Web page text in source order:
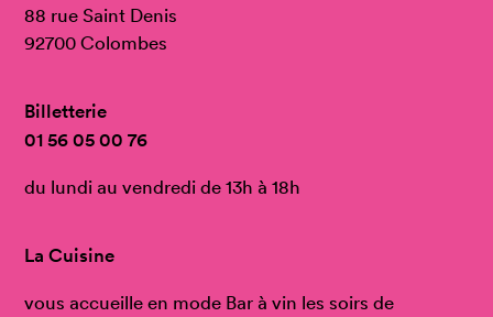
88 rue Saint Denis
92700 Colombes
Billetterie
01 56 05 00 76
du lundi au vendredi de 13h à 18h
La Cuisine
vous accueille en mode Bar à vin les soirs de